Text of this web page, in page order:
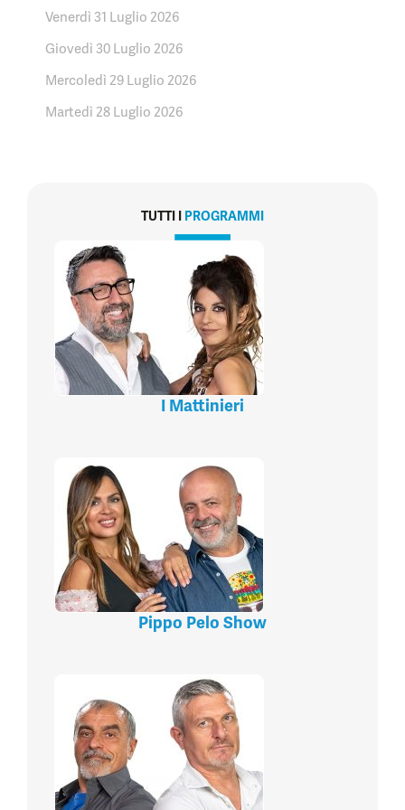
Venerdì 31 Luglio 2026
Giovedì 30 Luglio 2026
Mercoledì 29 Luglio 2026
Martedì 28 Luglio 2026
TUTTI I PROGRAMMI
I Mattinieri
Pippo Pelo Show